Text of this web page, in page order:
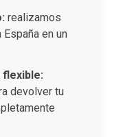
realizamos
en un
devolver tu